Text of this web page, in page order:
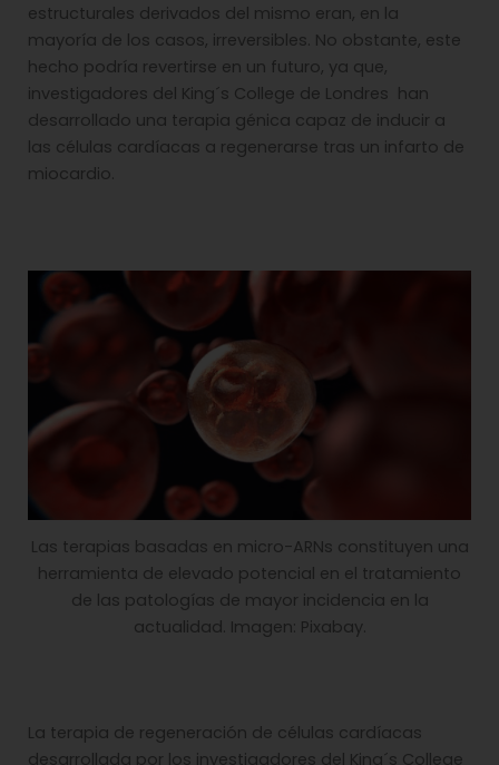
estructurales derivados del mismo eran, en la
mayoría de los casos, irreversibles. No obstante, este
hecho podría revertirse en un futuro, ya que,
investigadores del King´s College de Londres han
desarrollado una terapia génica capaz de inducir a
las células cardíacas a regenerarse tras un infarto de
miocardio.
Las terapias basadas en micro-ARNs constituyen una
herramienta de elevado potencial en el tratamiento
de las patologías de mayor incidencia en la
actualidad. Imagen: Pixabay.
La terapia de regeneración de células cardíacas
desarrollada por los investigadores del King´s College